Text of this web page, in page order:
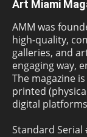
Art Miami
AMM was
high-quality,
galleries, and
engaging way,
The magazine
printed
digital
Standard Serial